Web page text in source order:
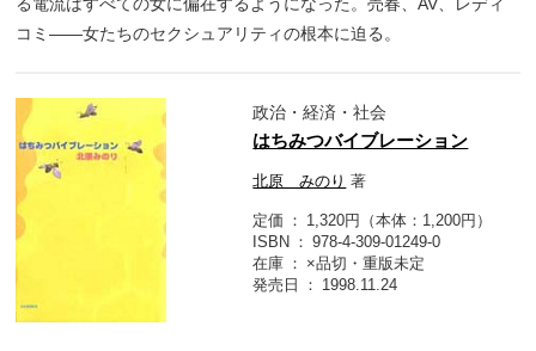
る電流はすべての女に偏在するようになった。売春、AV、レディ
コミ――女たちのセクシュアリティの根本に迫る。
政治・経済・社会
はちみつバイブレーション
北原 みのり 著
定価
1,320円（本体：1,200円）
ISBN
978-4-309-01249-0
在庫
×品切・重版未定
発売日
1998.11.24